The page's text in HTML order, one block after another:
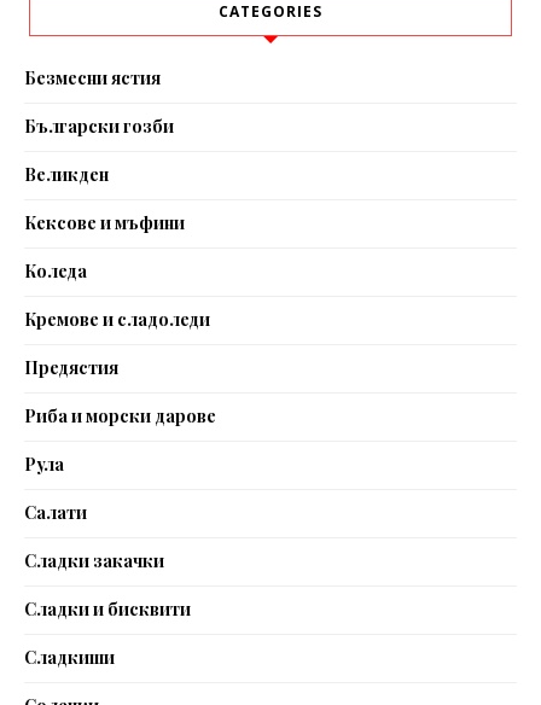
CATEGORIES
Безмесни ястия
Български гозби
Великден
Кексове и мъфини
Коледа
Кремове и сладоледи
Предястия
Риба и морски дарове
Рула
Салати
Сладки закачки
Сладки и бисквити
Сладкиши